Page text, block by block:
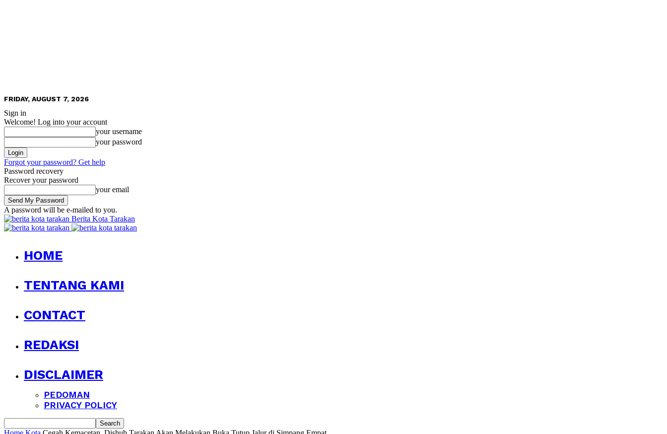
FRIDAY, AUGUST 7, 2026
Sign in
Welcome! Log into your account
your username
your password
Forgot your password? Get help
Password recovery
Recover your password
your email
A password will be e-mailed to you.
Berita Kota Tarakan
HOME
TENTANG KAMI
CONTACT
REDAKSI
DISCLAIMER
PEDOMAN
PRIVACY POLICY